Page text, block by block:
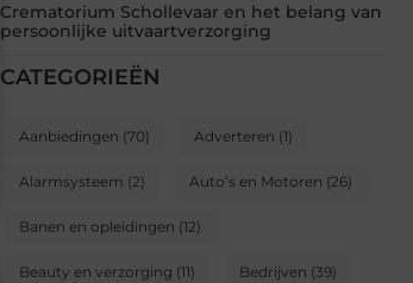
Crematorium Schollevaar en het belang van
persoonlijke uitvaartverzorging
CATEGORIEËN
Aanbiedingen (70) Adverteren (1)
Alarmsysteem (2) Auto’s en Motoren (26)
Banen en opleidingen (12)
Beauty en verzorging (11) Bedrijven (39)